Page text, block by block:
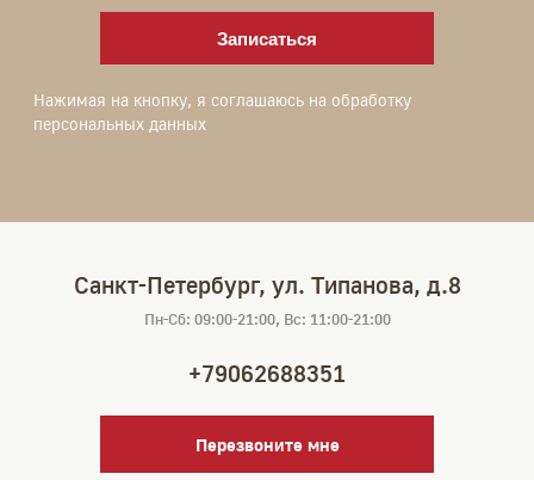
Записаться
Нажимая на кнопку, я соглашаюсь на обработку
персональных данных
Санкт-Петербург, ул. Типанова, д.8
Пн-Сб: 09:00-21:00, Вс: 11:00-21:00
+79062688351
Перезвоните мне